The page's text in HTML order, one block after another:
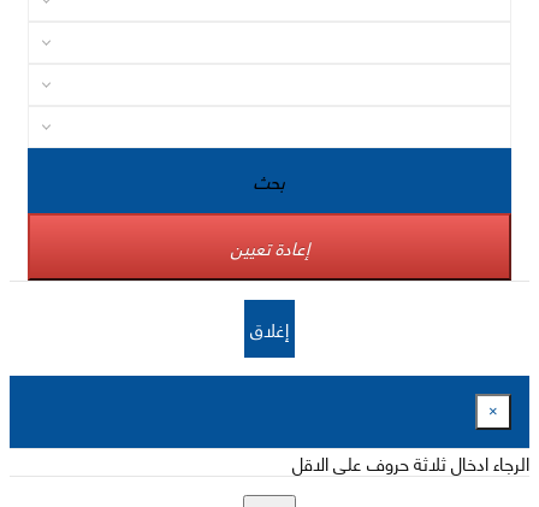
بحث
إعادة تعيين
إغلاق
×
الرجاء ادخال ثلاثة حروف على الاقل